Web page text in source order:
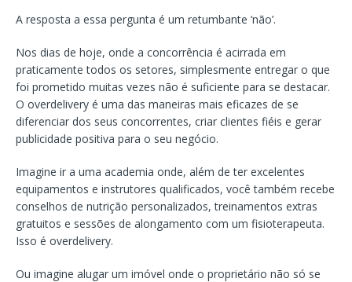
A resposta a essa pergunta é um retumbante ‘não’.
Nos dias de hoje, onde a concorrência é acirrada em
praticamente todos os setores, simplesmente entregar o que
foi prometido muitas vezes não é suficiente para se destacar.
O overdelivery é uma das maneiras mais eficazes de se
diferenciar dos seus concorrentes, criar clientes fiéis e gerar
publicidade positiva para o seu negócio.
Imagine ir a uma academia onde, além de ter excelentes
equipamentos e instrutores qualificados, você também recebe
conselhos de nutrição personalizados, treinamentos extras
gratuitos e sessões de alongamento com um fisioterapeuta.
Isso é overdelivery.
Ou imagine alugar um imóvel onde o proprietário não só se